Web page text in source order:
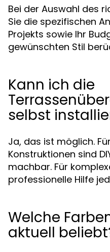
Bei der Auswahl des
Sie die spezifischen
Projekts sowie Ihr
gewünschten Stil
Kann ich die
selbst
Ja, das ist möglich.
Konstruktionen sind
machbar. Für
professionelle Hilfe
Welche
aktuell